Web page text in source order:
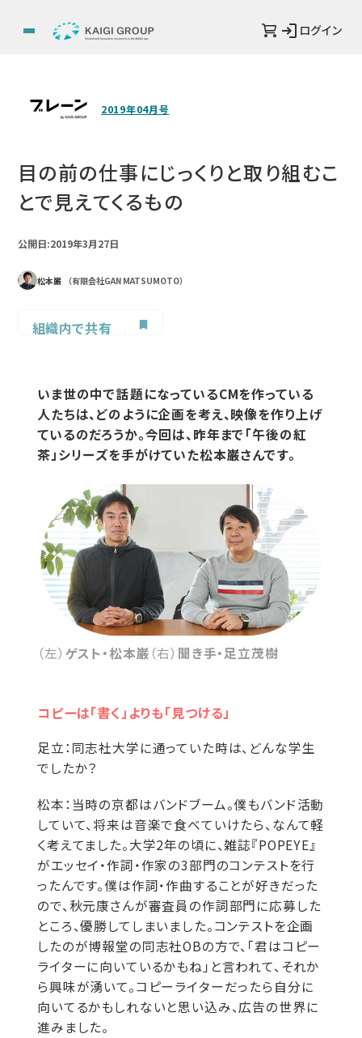
ログイン
2019年04月号
目の前の仕事にじっくりと取り組むこ
とで見えてくるもの
公開日:2019年3月27日
松本巌 （有限会社GAN MATSUMOTO）
組織内で共有
いま世の中で話題になっているCMを作っている
人たちは、どのように企画を考え、映像を作り上げ
ているのだろうか。今回は、昨年まで「午後の紅
茶」シリーズを手がけていた松本巌さんです。
（左） ゲスト・松本巌 （右） 聞き手・足立茂樹
コピーは「書く」よりも「見つける」
足立： 同志社大学に通っていた時は、どんな学生
でしたか？
松本： 当時の京都はバンドブーム。僕もバンド活動
していて、将来は音楽で食べていけたら、なんて軽
く考えてました。大学2年の頃に、雑誌『POPEYE』
がエッセイ・作詞・作家の3部門のコンテストを行
ったんです。僕は作詞・作曲することが好きだった
ので、秋元康さんが審査員の作詞部門に応募した
ところ、優勝してしまいました。コンテストを企画
したのが博報堂の同志社OBの方で、「君はコピー
ライターに向いているかもね」と言われて、それか
ら興味が湧いて。コピーライターだったら自分に
向いてるかもしれないと思い込み、広告の世界に
進みました。